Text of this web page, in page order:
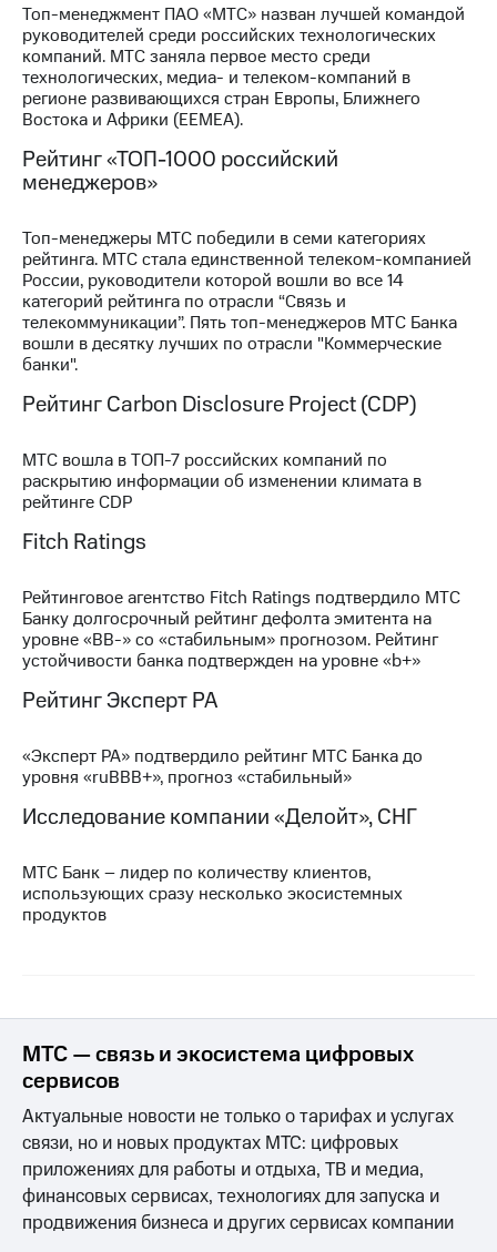
Топ-менеджмент ПАО «МТС» назван лучшей командой
руководителей среди российских технологических
компаний. МТС заняла первое место среди
технологических, медиа- и телеком-компаний в
регионе развивающихся стран Европы, Ближнего
Востока и Африки (EEMEA).
Рейтинг «ТОП-1000 российский
менеджеров»
Топ-менеджеры МТС победили в семи категориях
рейтинга. МТС стала единственной телеком-компанией
России, руководители которой вошли во все 14
категорий рейтинга по отрасли “Связь и
телекоммуникации”. Пять топ-менеджеров МТС Банка
вошли в десятку лучших по отрасли "Коммерческие
банки".
Рейтинг Carbon Disclosure Project (CDP)
МТС вошла в ТОП-7 российских компаний по
раскрытию информации об изменении климата в
рейтинге CDP
Fitch Ratings
Рейтинговое агентство Fitch Ratings подтвердило МТС
Банку долгосрочный рейтинг дефолта эмитента на
уровне «BB-» со «стабильным» прогнозом. Рейтинг
устойчивости банка подтвержден на уровне «b+»
Рейтинг Эксперт РА
«Эксперт РА» подтвердило рейтинг МТС Банка до
уровня «ruBBB+», прогноз «стабильный»
Исследование компании «Делойт», СНГ
МТС Банк – лидер по количеству клиентов,
использующих сразу несколько экосистемных
продуктов
МТС — связь и экосистема цифровых
сервисов
Актуальные новости не только о тарифах и услугах
связи, но и новых продуктах МТС: цифровых
приложениях для работы и отдыха, ТВ и медиа,
финансовых сервисах, технологиях для запуска и
продвижения бизнеса и других сервисах компании